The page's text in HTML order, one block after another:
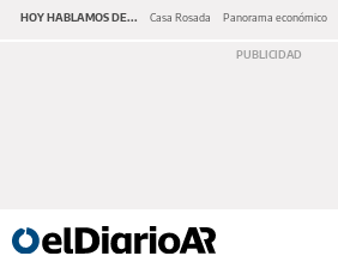
HOY HABLAMOS DE... Casa Rosada Panorama económico